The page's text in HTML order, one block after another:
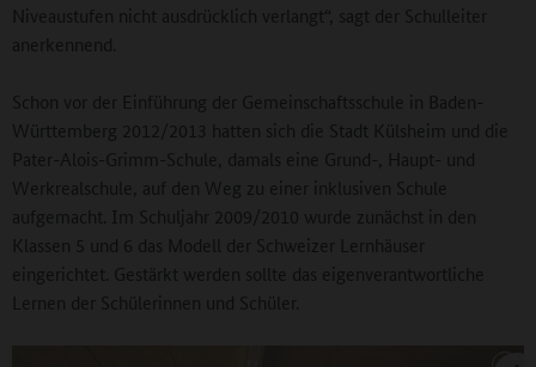
Niveaustufen nicht ausdrücklich verlangt“, sagt der Schulleiter
anerkennend.
Schon vor der Einführung der Gemeinschaftsschule in Baden-
Württemberg 2012/2013 hatten sich die Stadt Külsheim und die
Pater-Alois-Grimm-Schule, damals eine Grund-, Haupt- und
Werkrealschule, auf den Weg zu einer inklusiven Schule
aufgemacht. Im Schuljahr 2009/2010 wurde zunächst in den
Klassen 5 und 6 das Modell der Schweizer Lernhäuser
eingerichtet. Gestärkt werden sollte das eigenverantwortliche
Lernen der Schülerinnen und Schüler.